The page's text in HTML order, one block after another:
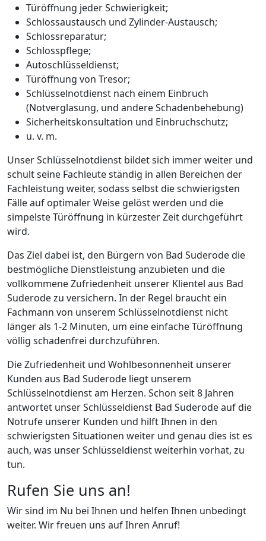
Türöffnung jeder Schwierigkeit;
Schlossaustausch und Zylinder-Austausch;
Schlossreparatur;
Schlosspflege;
Autoschlüsseldienst;
Türöffnung von Tresor;
Schlüsselnotdienst nach einem Einbruch
(Notverglasung, und andere Schadenbehebung)
Sicherheitskonsultation und Einbruchschutz;
u. v. m.
Unser Schlüsselnotdienst bildet sich immer weiter und
schult seine Fachleute ständig in allen Bereichen der
Fachleistung weiter, sodass selbst die schwierigsten
Fälle auf optimaler Weise gelöst werden und die
simpelste Türöffnung in kürzester Zeit durchgeführt
wird.
Das Ziel dabei ist, den Bürgern von Bad Suderode die
bestmögliche Dienstleistung anzubieten und die
vollkommene Zufriedenheit unserer Klientel aus Bad
Suderode zu versichern. In der Regel braucht ein
Fachmann von unserem Schlüsselnotdienst nicht
länger als 1-2 Minuten, um eine einfache Türöffnung
völlig schadenfrei durchzuführen.
Die Zufriedenheit und Wohlbesonnenheit unserer
Kunden aus Bad Suderode liegt unserem
Schlüsselnotdienst am Herzen. Schon seit 8 Jahren
antwortet unser Schlüsseldienst Bad Suderode auf die
Notrufe unserer Kunden und hilft Ihnen in den
schwierigsten Situationen weiter und genau dies ist es
auch, was unser Schlüsseldienst weiterhin vorhat, zu
tun.
Rufen Sie uns an!
Wir sind im Nu bei Ihnen und helfen Ihnen unbedingt
weiter. Wir freuen uns auf Ihren Anruf!